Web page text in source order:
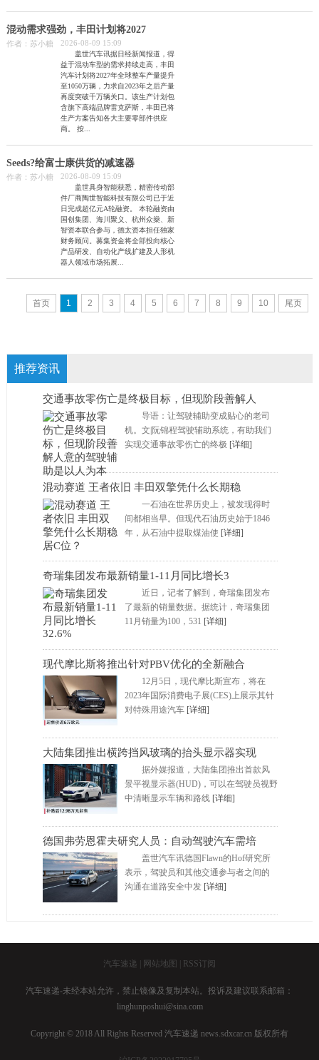
混动需求强劲，丰田计划将2027
作者：苏小糖 2026-08-09 15:09
盖世汽车讯据日经新闻报道，得
益于混动车型的需求持续走高，丰田
汽车计划将2027年全球整车产量提升
至1050万辆，力求自2023年之后产量
再度突破千万辆关口。该生产计划包
含旗下高端品牌雷克萨斯，丰田已将
生产方案告知各大主要零部件供应
商。 按...
Seeds?给富士康供货的减速器
作者：苏小糖 2026-08-09 15:09
盖世具身智能获悉，精密传动部
件厂商陶世智能科技有限公司已于近
日完成超亿元A轮融资。 本轮融资由
国创集团、海川聚义、杭州众燊、新
智资本联合参与，德太资本担任独家
财务顾问。募集资金将全部投向核心
产品研发、自动化产线扩建及人形机
器人领域市场拓展...
首页 1 2 3 4 5 6 7 8 9 10 尾页
推荐资讯
交通事故零伤亡是终极目标，但现阶段善解人
导语：让驾驶辅助变成贴心的老司
机。文|阮锦程驾驶辅助系统，有助我们
实现交通事故零伤亡的终极 [详细]
混动赛道 王者依旧 丰田双擎凭什么长期稳
一石油在世界历史上，被发现得时
间都相当早。但现代石油历史始于1846
年，从石油中提取煤油使 [详细]
奇瑞集团发布最新销量1-11月同比增长3
近日，记者了解到，奇瑞集团发布
了最新的销量数据。据统计，奇瑞集团
11月销量为100，531 [详细]
现代摩比斯将推出针对PBV优化的全新融合
12月5日，现代摩比斯宣布，将在
2023年国际消费电子展(CES)上展示其针
对特殊用途汽车 [详细]
大陆集团推出横跨挡风玻璃的抬头显示器实现
据外媒报道，大陆集团推出首款风
景平视显示器(HUD)，可以在驾驶员视野
中清晰显示车辆和路线 [详细]
德国弗劳恩霍夫研究人员：自动驾驶汽车需培
盖世汽车讯德国Flawn的Hof研究所
表示，驾驶员和其他交通参与者之间的
沟通在道路安全中发 [详细]
汽车速递 | 网站地图 | RSS订阅
汽车速递-未经本站允许，禁止镜像及复制本站。投诉及建议联系邮箱：
linghunposhui@sina.com
Copyright © 2018 All Rights Reserved 汽车速递 news.sdxcar.cn 版权所有